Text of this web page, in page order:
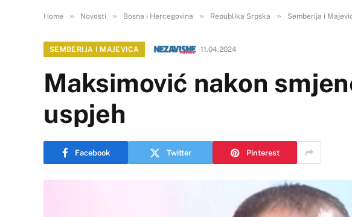
Home » Novosti » Bosna i Hercegovina » Republika Srpska » Semberija i
SEMBERIJA I MAJEVICA 11.04.2024
Maksimović nakon
uspjeh
Facebook Twitter Pinterest